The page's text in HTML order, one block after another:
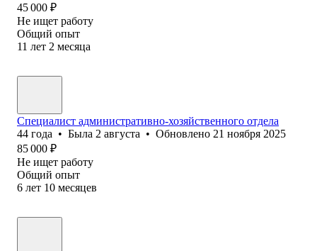
45 000 ₽
Не ищет работу
Общий опыт
11 лет 2 месяца
Специалист административно-хозяйственного отдела
44 года • Была 2 августа • Обновлено 21 ноября 2025
85 000 ₽
Не ищет работу
Общий опыт
6 лет 10 месяцев